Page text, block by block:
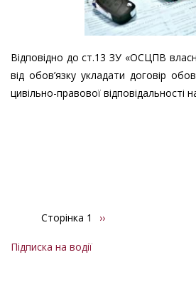
Відповідно до ст.13 ЗУ «ОСЦПВ
від обов’язку укладати договір
цивільно-правової відповідальності
Розбивка
сторінки
Сторінка 1
Наступна
››
Підписка на водії